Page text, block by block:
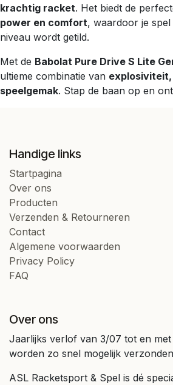
krachtig racket. Het biedt de
power en comfort, waardoor je
niveau wordt getild.
Met de Babolat Pure Drive S Lite
ultieme combinatie van
speelgemak. Stap de baan op en
Handige links
Startpagina
Over ons
Producten
Verzenden & Retourneren
Contact
Algemene voorwaarden
Privacy Policy
FAQ
Over ons
Jaarlijks verlof van 3/07 tot en met
worden zo snel mogelijk
ASL Racketsport & Spel is dé